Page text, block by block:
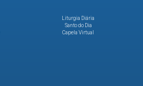
Liturgia Diária
Santo do Dia
Capela Virtual